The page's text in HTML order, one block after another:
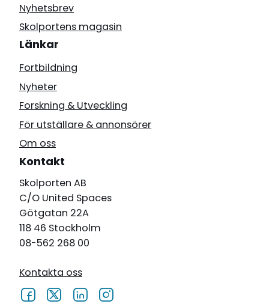
Nyhetsbrev
Skolportens magasin
Länkar
Fortbildning
Nyheter
Forskning & Utveckling
För utställare & annonsörer
Om oss
Kontakt
Skolporten AB
C/O United Spaces
Götgatan 22A
118 46 Stockholm
08-562 268 00
Kontakta oss